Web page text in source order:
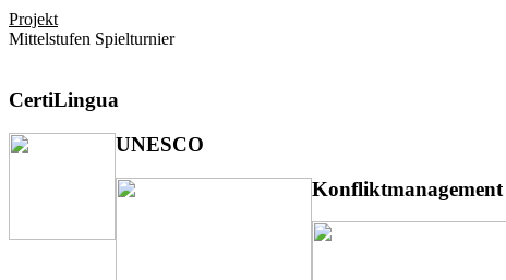
Projekt
Mittelstufen Spielturnier
CertiLingua
UNESCO
Konfliktmanagement